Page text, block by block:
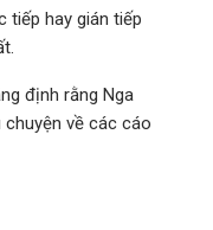
tiếp hay gián tiếp
định rằng Nga
về các cáo